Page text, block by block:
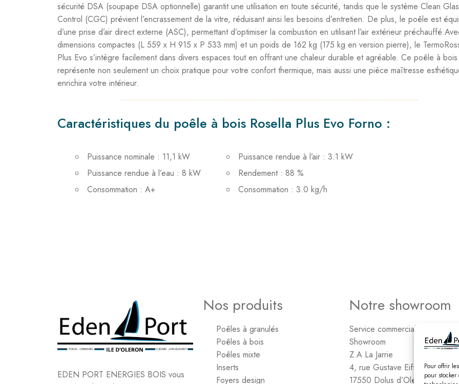
Pour offrir
pour
sécurité DSA (soupape DSA optionnelle) garantit une utilisation en toute sécurité, tandis que le système Clean
Control (CGC) prévient l’encrassement de la vitre, réduisant ainsi les besoins d’entretien. De plus, le poêle est
d’une prise d’air direct externe (ASC), permettant d’optimiser la combustion en utilisant l’air extérieur
dimensions compactes (L 559 x H 915 x P 533 mm) et un poids de 162 kg (175 kg en version pierre), le
Plus Evo s’intègre facilement dans divers espaces tout en offrant une chaleur durable et agréable. Ce poêle à bois
représente non seulement un choix pratique pour votre confort thermique, mais aussi une pièce maîtresse
enrichira votre intérieur.
Caractéristiques du poêle à bois Rosella Plus Evo Forno :
Puissance nominale : 11,1 kW
Puissance rendue à l’eau : 8 kW
Consommation : A+
Puissance rendue à l’air : 3.1 kW
Rendement : 88 %
Consommation : 3.0 kg/h
EDEN PORT ENERGIES BOIS vous
Nos produits
Poêles à granulés
Poêles à bois
Poêles mixte
Inserts
Foyers design
Notre showroom
Service commercial –
Showroom
Z.A La Jarrie
4, rue Gustave Eiffel
17550 Dolus d’Oléron